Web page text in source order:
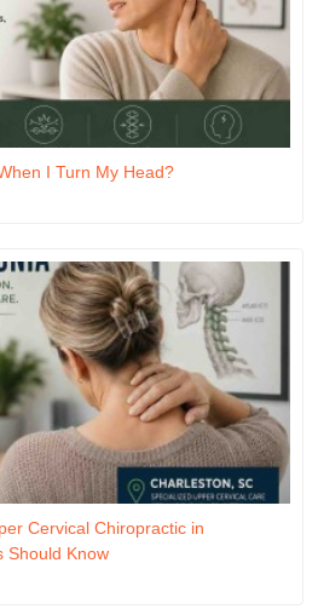
I Turn My Head?
Cervical Chiropractic in
Should Know